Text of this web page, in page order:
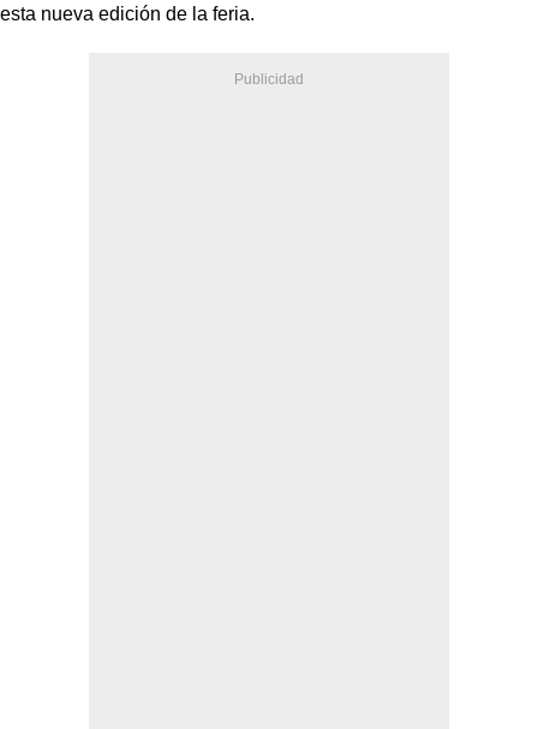
esta nueva edición de la feria.